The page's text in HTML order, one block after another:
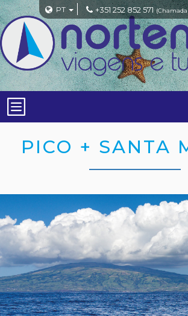
PT +351 252 852 571
PICO + SANTA